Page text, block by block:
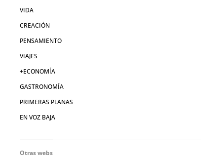
VIDA
CREACIÓN
PENSAMIENTO
VIAJES
+ECONOMÍA
GASTRONOMÍA
PRIMERAS PLANAS
EN VOZ BAJA
Otras webs